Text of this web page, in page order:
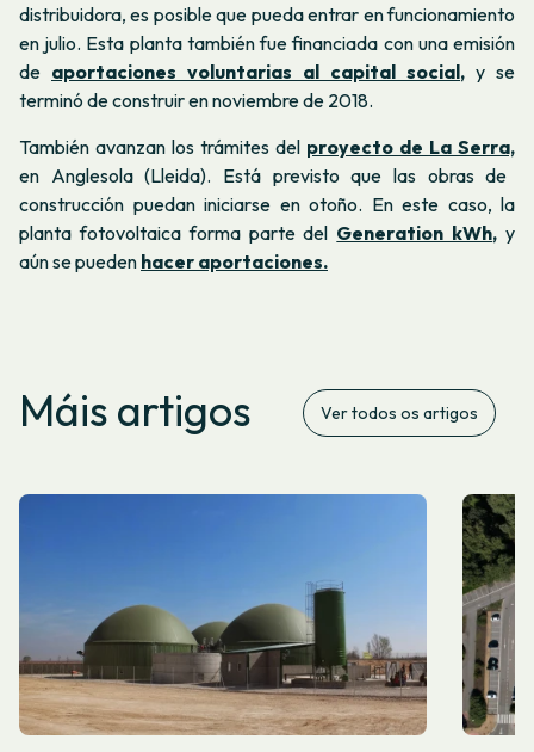
distribuidora, es posible que pueda entrar en funcionamiento
en julio. Esta planta también fue financiada con una emisión
de aportaciones voluntarias al capital social, y se
terminó de construir en noviembre de 2018.
También avanzan los trámites del proyecto de La Serra,
en Anglesola (Lleida). Está previsto que las obras de
construcción puedan iniciarse en otoño. En este caso, la
planta fotovoltaica forma parte del Generation kWh, y
aún se pueden hacer aportaciones.
Máis artigos Ver todos os artigos